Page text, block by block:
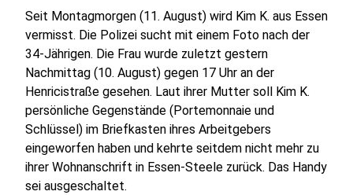
Seit Montagmorgen (11. August) wird Kim K. aus Essen
vermisst. Die Polizei sucht mit einem Foto nach der
34-Jährigen. Die Frau wurde zuletzt gestern
Nachmittag (10. August) gegen 17 Uhr an der
Henricistraße gesehen. Laut ihrer Mutter soll Kim K.
persönliche Gegenstände (Portemonnaie und
Schlüssel) im Briefkasten ihres Arbeitgebers
eingeworfen haben und kehrte seitdem nicht mehr zu
ihrer Wohnanschrift in Essen-Steele zurück. Das Handy
sei ausgeschaltet.